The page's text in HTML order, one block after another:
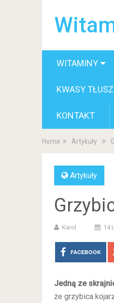
WITAMINY
KWASY
KONTAKT
Home Artykuły
Artykuły
Karol 14
FACEBOOK
Jedną ze
że grzybica